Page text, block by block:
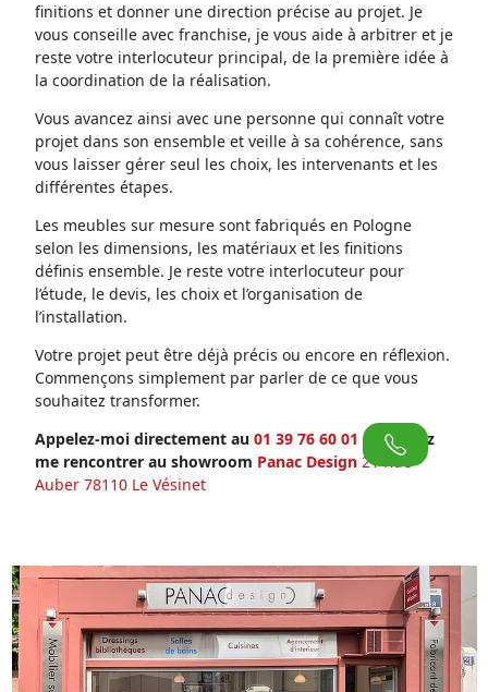
finitions et donner une direction précise au projet. Je
vous conseille avec franchise, je vous aide à arbitrer et je
reste votre interlocuteur principal, de la première idée à
la coordination de la réalisation.
Vous avancez ainsi avec une personne qui connaît votre
projet dans son ensemble et veille à sa cohérence, sans
vous laisser gérer seul les choix, les intervenants et les
différentes étapes.
Les meubles sur mesure sont fabriqués en Pologne
selon les dimensions, les matériaux et les finitions
définis ensemble. Je reste votre interlocuteur pour
l’étude, le devis, les choix et l’organisation de
l’installation.
Votre projet peut être déjà précis ou encore en réflexion.
Commençons simplement par parler de ce que vous
souhaitez transformer.
Appelez-moi directement au 01 39 76 60 01 ou venez
me rencontrer au showroom Panac Design 21 Rue
Auber 78110 Le Vésinet